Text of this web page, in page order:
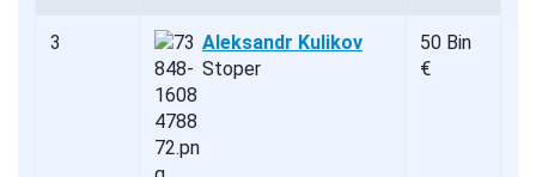
3
Aleksandr Kulikov
Stoper
50 Bin
€